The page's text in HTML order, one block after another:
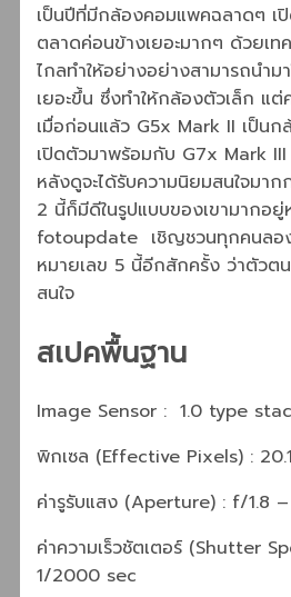
เป็นปีที่มีกล้องคอมแพคฉลาดๆ เปิ
ตลาดค่อนข้างเยอะมากๆ ด้วยเ
ไกลทำให้อย่างอย่างสามารถนำม
เยอะขึ้น ซึ่งทำให้กล้องตัวเล็ก แต่
เมื่อก่อนแล้ว G5x Mark II เป็น
เปิดตัวมาพร้อมกับ G7x Mark
หลังดูจะได้รับความนิยมสนใจมา
2 นี้ก็มีดีในรูปแบบของเขามากอ
fotoupdate เชิญชวนทุกคนลอ
หมายเลข 5 นี้อีกสักครั้ง ว่าตัวตน
สนใจ
สเปคพื้นฐาน
Image Sensor : 1.0 type
พิกเซล (Effective Pixels) :
ค่ารูรับแสง (Aperture) : f/1.8
ค่าความเร็วชัตเตอร์ (Shutter
1/2000 sec